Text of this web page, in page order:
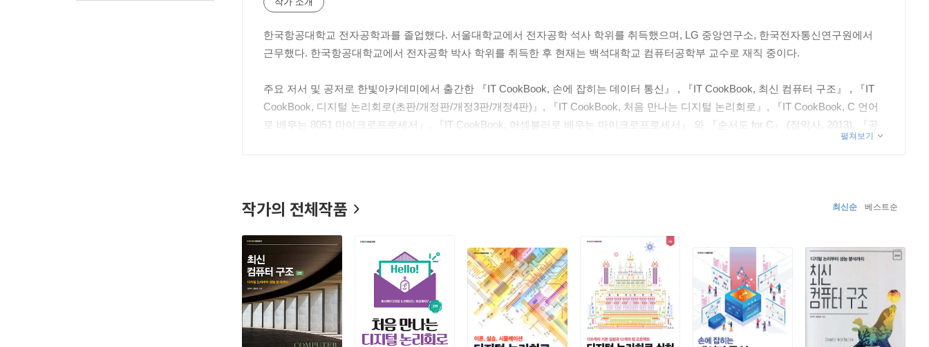
한국항공대학교 전자공학과를 졸업했다. 서울대학교에서 전자공학 석사 학위를 취득했으며, LG 중앙연구소, 한국전자통신연구원에서
근무했다. 한국항공대학교에서 전자공학 박사 학위를 취득한 후 현재는 백석대학교 컴퓨터공학부 교수로 재직 중이다.
주요 저서 및 공저로 한빛아카데미에서 출간한 『IT CookBook, 손에 잡히는 데이터 통신』 , 『IT CookBook, 최신 컴퓨터 구조』 , 『IT
CookBook, 디지털 논리회로(초판/개정판/개정3판/개정4판)』, 『IT CookBook, 처음 만나는 디지털 논리회로』, 『IT CookBook, C 언어
로 배우는 8051 마이크로프로세서』, 『IT CookBook, 어셈블러로 배우는 마이크로프로세서』 와 『순서도 for C』 (정익사, 2013), 『공
업수학』(대영사, 2006), 『고등학교 디지털 논리회로』(서울교과서, 2018) 등이 있다. 관심 연구 분야는 정보 통신 네트워크, 이동통신
펼쳐보기
작가의 전체작품 최신순 베스트순